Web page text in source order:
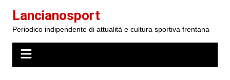
contenuto
Lancianosport
Periodico indipendente di attualità e cultura sportiva frentana